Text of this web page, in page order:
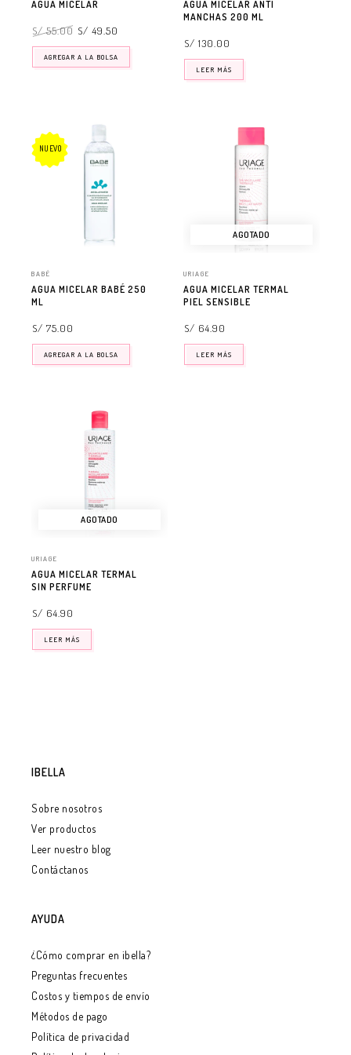
AGUA MICELAR
S/ 55.00 S/ 49.50
AGREGAR A LA BOLSA
AGUA MICELAR ANTI
MANCHAS 200 ML
S/ 130.00
LEER MÁS
NUEVO
BABÉ
AGUA MICELAR BABÉ 250
ML
S/ 75.00
AGREGAR A LA BOLSA
AGOTADO
URIAGE
AGUA MICELAR TERMAL
PIEL SENSIBLE
S/ 64.90
LEER MÁS
AGOTADO
URIAGE
AGUA MICELAR TERMAL
SIN PERFUME
S/ 64.90
LEER MÁS
IBELLA
Sobre nosotros
Ver productos
Leer nuestro blog
Contáctanos
AYUDA
¿Cómo comprar en ibella?
Preguntas frecuentes
Costos y tiempos de envío
Métodos de pago
Política de privacidad